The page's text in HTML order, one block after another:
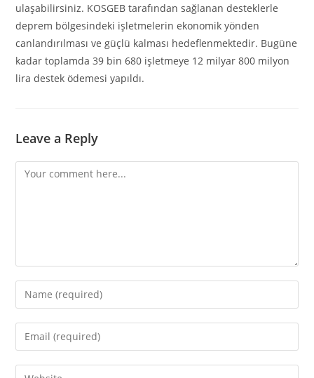
ulaşabilirsiniz. KOSGEB tarafından sağlanan desteklerle
deprem bölgesindeki işletmelerin ekonomik yönden
canlandırılması ve güçlü kalması hedeflenmektedir. Bugüne
kadar toplamda 39 bin 680 işletmeye 12 milyar 800 milyon
lira destek ödemesi yapıldı.
Leave a Reply